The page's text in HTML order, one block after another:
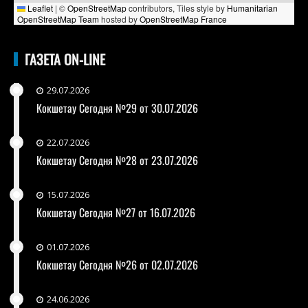
Leaflet | ©OpenStreetMapcontributors, Tiles style by Humanitarian
OpenStreetMap Teamhosted byOpenStreetMap France
ГАЗЕТА ON-LINE
29.07.2026
Кокшетау Сегодня №29 от 30.07.2026
22.07.2026
Кокшетау Сегодня №28 от 23.07.2026
15.07.2026
Кокшетау Сегодня №27 от 16.07.2026
01.07.2026
Кокшетау Сегодня №26 от 02.07.2026
24.06.2026